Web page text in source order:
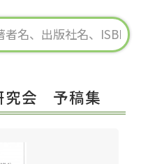
視聴覚・補助教材
教師用参考書
究会 予稿集